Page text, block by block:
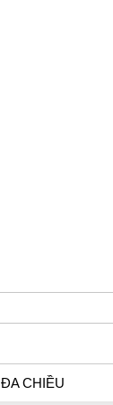
ĐA CHIỀU